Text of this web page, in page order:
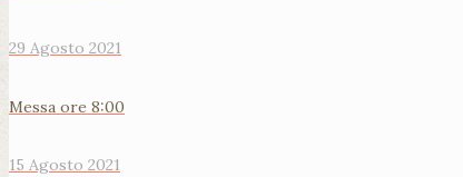
29 Agosto 2021
Messa ore 8:00
15 Agosto 2021